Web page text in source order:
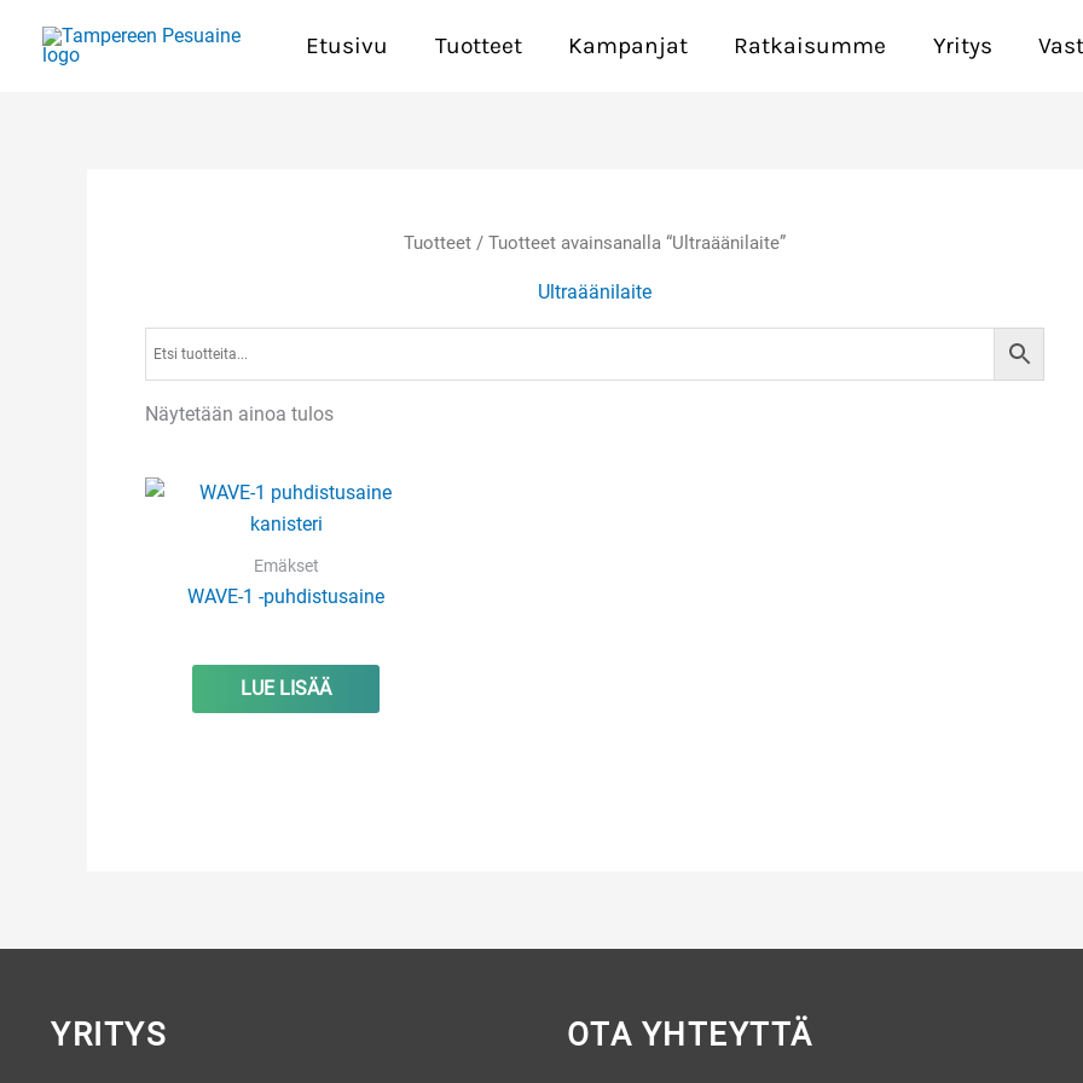
sisältöön
Etusivu Tuotteet Kampanjat Ratkaisumme Yritys
Tuotteet / Tuotteet avainsanalla “Ultraäänilaite”
Ultraäänilaite
Näytetään ainoa tulos
Emäkset
WAVE-1 -puhdistusaine
LUE LISÄÄ
YRITYS OTA YHTEYTTÄ